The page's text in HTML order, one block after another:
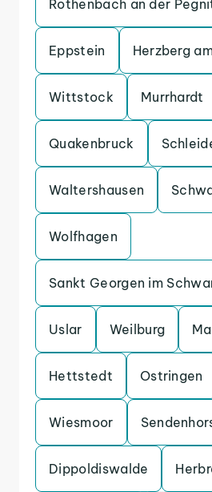
Rothenbach an der
Eppstein Herzberg
Wittstock Murrhardt
Quakenbruck
Waltershausen
Wolfhagen
Sankt Georgen im
Uslar Weilburg
Hettstedt Ostringen
Wiesmoor
Dippoldiswalde